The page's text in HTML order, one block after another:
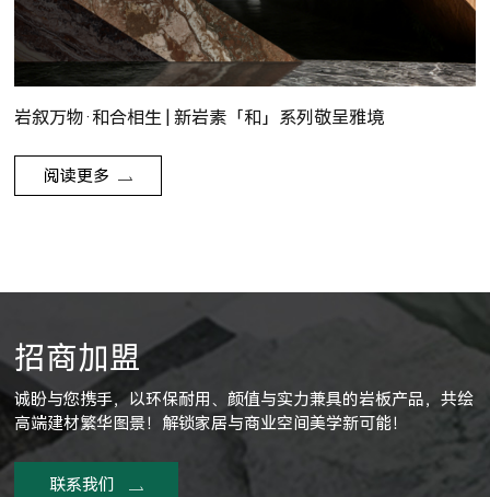
岩叙万物·和合相生 | 新岩素「和」系列敬呈雅境
阅读更多
招商加盟
诚盼与您携手，以环保耐用、颜值与实力兼具的岩板产品，共绘
高端建材繁华图景！解锁家居与商业空间美学新可能！
联系我们